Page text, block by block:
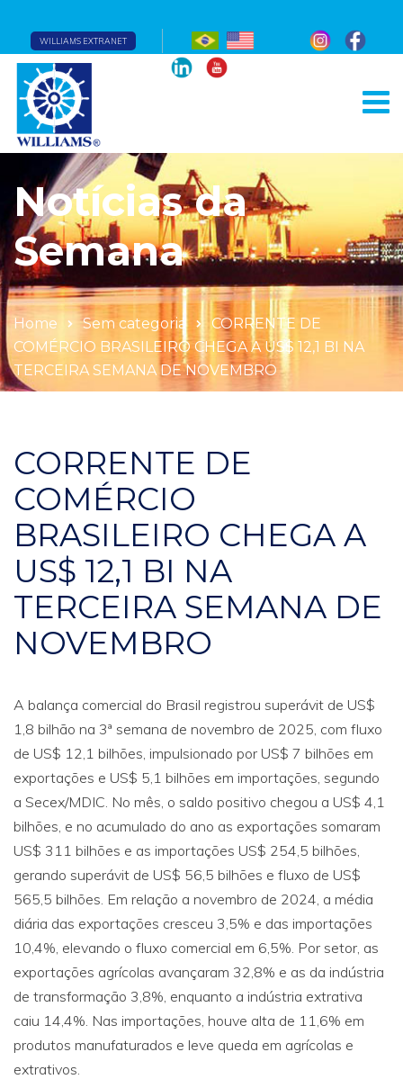
WILLIAMS EXTRANET
Notícias da
Semana
Home Sem categoria
CORRENTE DE
COMÉRCIO BRASILEIRO CHEGA A US$ 12,1 BI NA
TERCEIRA SEMANA DE NOVEMBRO
CORRENTE DE
COMÉRCIO
BRASILEIRO CHEGA A
US$ 12,1 BI NA
TERCEIRA SEMANA DE
NOVEMBRO
A balança comercial do Brasil registrou superávit de US$
1,8 bilhão na 3ª semana de novembro de 2025, com fluxo
de US$ 12,1 bilhões, impulsionado por US$ 7 bilhões em
exportações e US$ 5,1 bilhões em importações, segundo
a Secex/MDIC. No mês, o saldo positivo chegou a US$ 4,1
bilhões, e no acumulado do ano as exportações somaram
US$ 311 bilhões e as importações US$ 254,5 bilhões,
gerando superávit de US$ 56,5 bilhões e fluxo de US$
565,5 bilhões. Em relação a novembro de 2024, a média
diária das exportações cresceu 3,5% e das importações
10,4%, elevando o fluxo comercial em 6,5%. Por setor, as
exportações agrícolas avançaram 32,8% e as da indústria
de transformação 3,8%, enquanto a indústria extrativa
caiu 14,4%. Nas importações, houve alta de 11,6% em
produtos manufaturados e leve queda em agrícolas e
extrativos.